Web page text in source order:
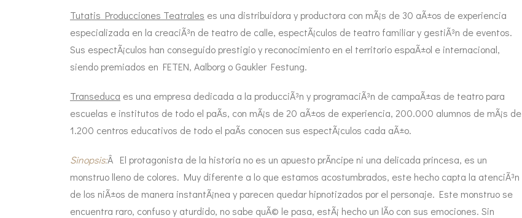
Tutatis Producciones Teatrales es una distribuidora y productora con mÃ¡s de 30 aÃ±os de experiencia
especializada en la creaciÃ³n de teatro de calle, espectÃ¡culos de teatro familiar y gestiÃ³n de eventos.
Sus espectÃ¡culos han conseguido prestigio y reconocimiento en el territorio espaÃ±ol e internacional,
siendo premiados en FETEN, Aalborg o Gaukler Festung.
Transeduca es una empresa dedicada a la producciÃ³n y programaciÃ³n de campaÃ±as de teatro para
escuelas e institutos de todo el paÃ­s, con mÃ¡s de 20 aÃ±os de experiencia, 200.000 alumnos de mÃ¡s de
1.200 centros educativos de todo el paÃ­s conocen sus espectÃ¡culos cada aÃ±o.
Sinopsis:Â El protagonista de la historia no es un apuesto prÃ­ncipe ni una delicada princesa, es un
monstruo lleno de colores. Muy diferente a lo que estamos acostumbrados, este hecho capta la atenciÃ³n
de los niÃ±os de manera instantÃ¡nea y parecen quedar hipnotizados por el personaje. Este monstruo se
encuentra raro, confuso y aturdido, no sabe quÃ© le pasa, estÃ¡ hecho un lÃ­o con sus emociones. Sin